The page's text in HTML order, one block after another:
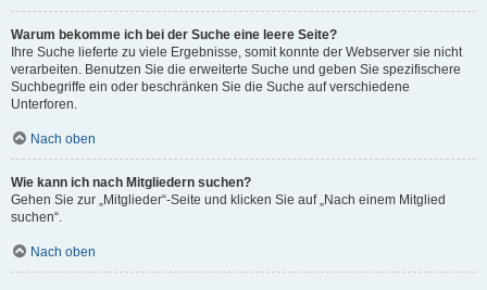
Warum bekomme ich bei der Suche eine leere Seite?
Ihre Suche lieferte zu viele Ergebnisse, somit konnte der Webserver sie nicht
verarbeiten. Benutzen Sie die erweiterte Suche und geben Sie spezifischere
Suchbegriffe ein oder beschränken Sie die Suche auf verschiedene
Unterforen.
Nach oben
Wie kann ich nach Mitgliedern suchen?
Gehen Sie zur „Mitglieder“-Seite und klicken Sie auf „Nach einem Mitglied
suchen“.
Nach oben